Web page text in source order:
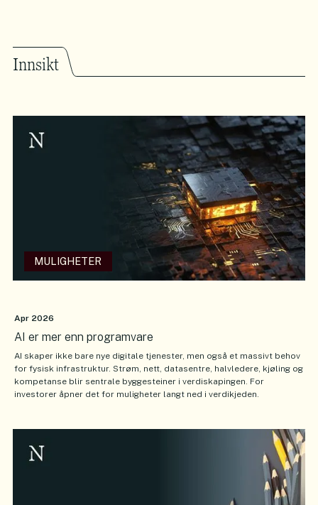
Innsikt
MULIGHETER
Apr 2026
AI er mer enn programvare
AI skaper ikke bare nye digitale tjenester, men også et massivt behov
for fysisk infrastruktur. Strøm, nett, datasentre, halvledere, kjøling og
kompetanse blir sentrale byggesteiner i verdiskapingen. For
investorer åpner det for muligheter langt ned i verdikjeden.